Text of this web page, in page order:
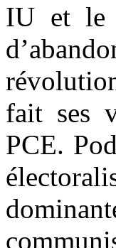
IU et le
fait ses
PCE.